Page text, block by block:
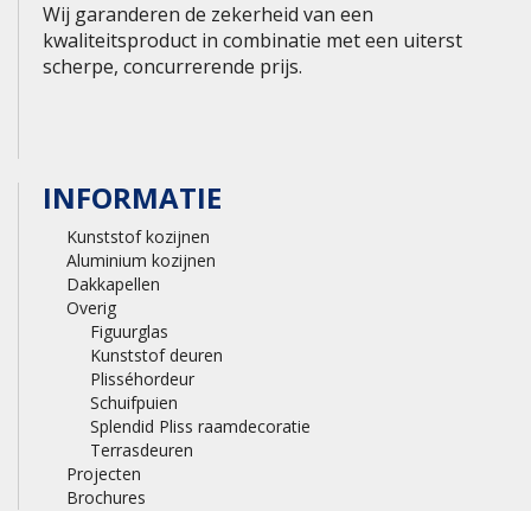
Wij garanderen de zekerheid van een
kwaliteitsproduct in combinatie met een uiterst
scherpe, concurrerende prijs.
INFORMATIE
Kunststof kozijnen
Aluminium kozijnen
Dakkapellen
Overig
Figuurglas
Kunststof deuren
Plisséhordeur
Schuifpuien
Splendid Pliss raamdecoratie
Terrasdeuren
Projecten
Brochures